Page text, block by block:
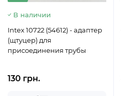
В наличии
Intex 10722 (54612) - адаптер
(щтуцер) для
присоединения трубы
130 грн.